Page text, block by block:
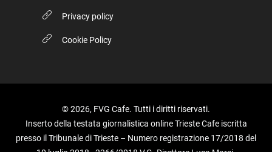
Privacy policy
Cookie Policy
© 2026, FVG Cafe. Tutti i diritti riservati.
Inserto della testata giornalistica online Trieste Cafe iscritta
presso il Tribunale di Trieste – Numero registrazione 17/2018 del